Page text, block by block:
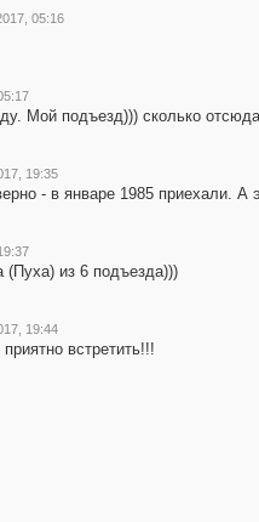
05:16
Мой подъезд))) сколько
19:35
- в январе 1985 приехали. А
(Пуха) из 6 подъезда)))
19:44
встретить!!!